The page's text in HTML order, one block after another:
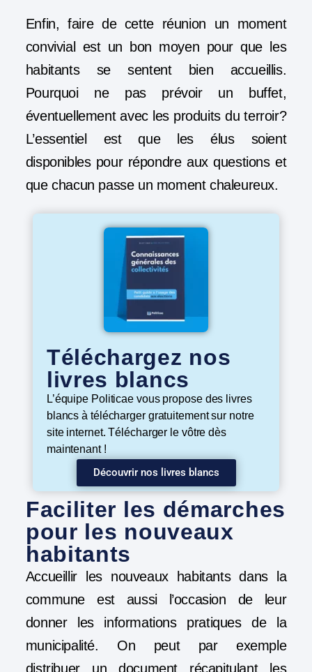
Enfin, faire de cette réunion un moment
convivial est un bon moyen pour que les
habitants se sentent bien accueillis.
Pourquoi ne pas prévoir un buffet,
éventuellement avec les produits du terroir?
L’essentiel est que les élus soient
disponibles pour répondre aux questions et
que chacun passe un moment chaleureux.
Téléchargez nos
livres blancs
L’équipe Politicae vous propose des livres
blancs à télécharger gratuitement sur notre
site internet. Télécharger le vôtre dès
maintenant !
Découvrir nos livres blancs
Faciliter les démarches
pour les nouveaux
habitants
Accueillir les nouveaux habitants dans la
commune est aussi l’occasion de leur
donner les informations pratiques de la
municipalité. On peut par exemple
distribuer un document récapitulant les